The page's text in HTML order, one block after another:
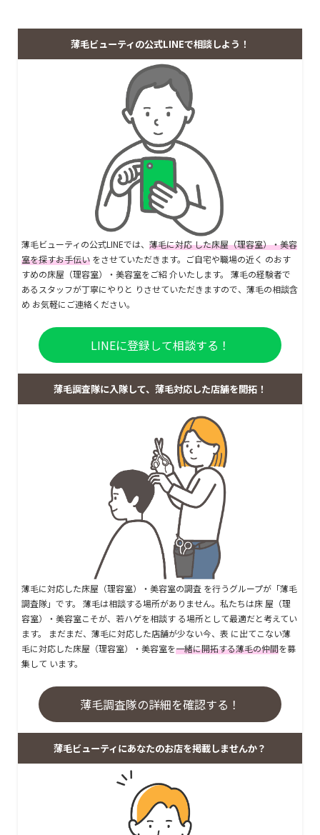
薄毛ビューティの公式LINEで相談しよう！
薄毛ビューティの公式LINEでは、 薄毛に対応 した床屋（理容室）・美容
室を探すお手伝い をさせていただきます。ご自宅や職場の近く のおす
すめの床屋（理容室）・美容室をご紹 介いたします。 薄毛の経験者で
あるスタッフが丁寧にやりと りさせていただきますので、薄毛の相談含
め お気軽にご連絡ください。
LINEに登録して相談する！
薄毛調査隊に入隊して、薄毛対応した店舗を開拓！
薄毛に対応した床屋（理容室）・美容室の調査 を行うグループが「薄毛
調査隊」です。 薄毛は相談する場所がありません。私たちは床 屋（理
容室）・美容室こそが、若ハゲを相談す る場所として最適だと考えてい
ます。 まだまだ、薄毛に対応した店舗が少ない今、表 に出てこない薄
毛に対応した床屋（理容室）・美容室を一緒に開拓する薄毛の仲間を募
集して います。
薄毛調査隊の詳細を確認する！
薄毛ビューティにあなたのお店を掲載しませんか？